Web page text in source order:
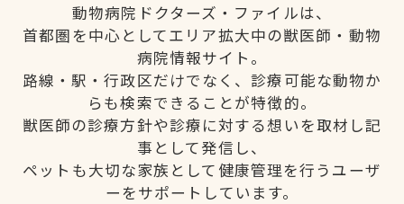
動物病院ドクターズ・ファイルは、
首都圏を中心としてエリア拡大中の獣医師・動物
病院情報サイト。
路線・駅・行政区だけでなく、診療可能な動物か
らも検索できることが特徴的。
獣医師の診療方針や診療に対する想いを取材し記
事として発信し、
ペットも大切な家族として健康管理を行うユーザ
ーをサポートしています。